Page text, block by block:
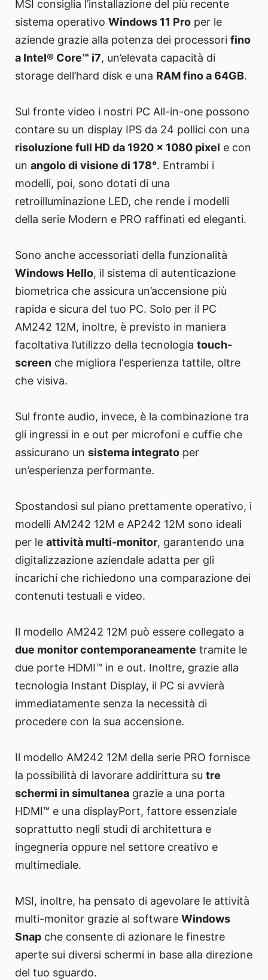
MSI consiglia l’installazione del più recente
sistema operativo Windows 11 Pro per le
aziende grazie alla potenza dei processori fino
a Intel® Core™ i7, un’elevata capacità di
storage dell’hard disk e una RAM fino a 64GB.
Sul fronte video i nostri PC All-in-one possono
contare su un display IPS da 24 pollici con una
risoluzione full HD da 1920 x 1080 pixel e con
un angolo di visione di 178°. Entrambi i
modelli, poi, sono dotati di una
retroilluminazione LED, che rende i modelli
della serie Modern e PRO raffinati ed eleganti.
Sono anche accessoriati della funzionalità
Windows Hello, il sistema di autenticazione
biometrica che assicura un’accensione più
rapida e sicura del tuo PC. Solo per il PC
AM242 12M, inoltre, è previsto in maniera
facoltativa l’utilizzo della tecnologia touch-
screen che migliora l'esperienza tattile, oltre
che visiva.
Sul fronte audio, invece, è la combinazione tra
gli ingressi in e out per microfoni e cuffie che
assicurano un sistema integrato per
un’esperienza performante.
Spostandosi sul piano prettamente operativo, i
modelli AM242 12M e AP242 12M sono ideali
per le attività multi-monitor, garantendo una
digitalizzazione aziendale adatta per gli
incarichi che richiedono una comparazione dei
contenuti testuali e video.
Il modello AM242 12M può essere collegato a
due monitor contemporaneamente tramite le
due porte HDMI™ in e out. Inoltre, grazie alla
tecnologia Instant Display, il PC si avvierà
immediatamente senza la necessità di
procedere con la sua accensione.
Il modello AM242 12M della serie PRO fornisce
la possibilità di lavorare addirittura su tre
schermi in simultanea grazie a una porta
HDMI™ e una displayPort, fattore essenziale
soprattutto negli studi di architettura e
ingegneria oppure nel settore creativo e
multimediale.
MSI, inoltre, ha pensato di agevolare le attività
multi-monitor grazie al software Windows
Snap che consente di azionare le finestre
aperte sui diversi schermi in base alla direzione
del tuo sguardo.